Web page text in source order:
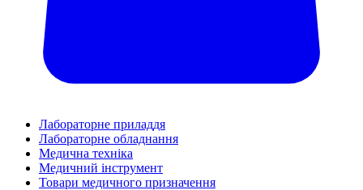
Лабораторне приладдя
Лабораторне обладнання
Медична техніка
Медичний інструмент
Товари медичного призначення